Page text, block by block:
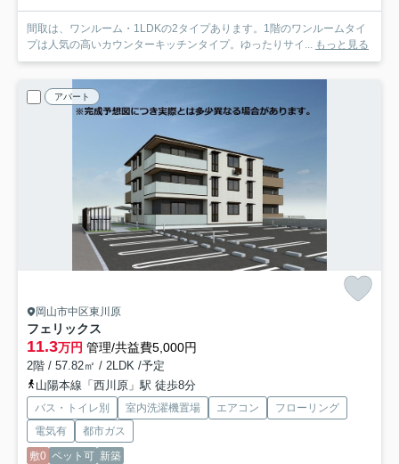
間取は、ワンルーム・1LDKの2タイプあります。1階のワンルームタイ
プは人気の高いカウンターキッチンタイプ。ゆったりサイ... もっと見る
アパート
岡山市中区東川原
フェリックス
11.3万円 管理/共益費5,000円
2階 / 57.82㎡ / 2LDK /予定
山陽本線「西川原」駅 徒歩8分
バス・トイレ別 室内洗濯機置場 エアコン
フローリング
電気有
都市ガス
敷0 ペット可 新築